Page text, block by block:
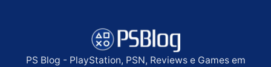
PS Blog - PlayStation, PSN, Reviews e Games em